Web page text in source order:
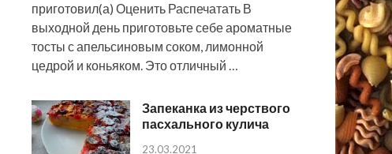
приготовил(а) Оценить Распечатать В
выходной день приготовьте себе ароматные
тосты с апельсиновым соком, лимонной
цедрой и коньяком. Это отличный …
Запеканка из черствого
пасхального кулича
23.03.2021